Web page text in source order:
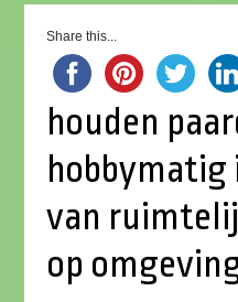
Share this...
houden
van
op